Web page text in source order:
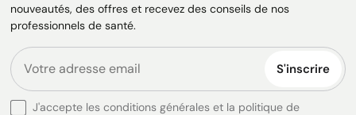
nouveautés, des offres et recevez des conseils de nos
professionnels de santé.
S'inscrire
J'accepte les conditions générales et la politique de